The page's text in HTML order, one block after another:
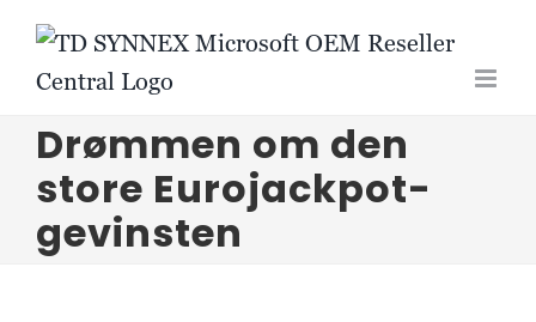
Skip
content
Drømmen om den
store Eurojackpot-
gevinsten